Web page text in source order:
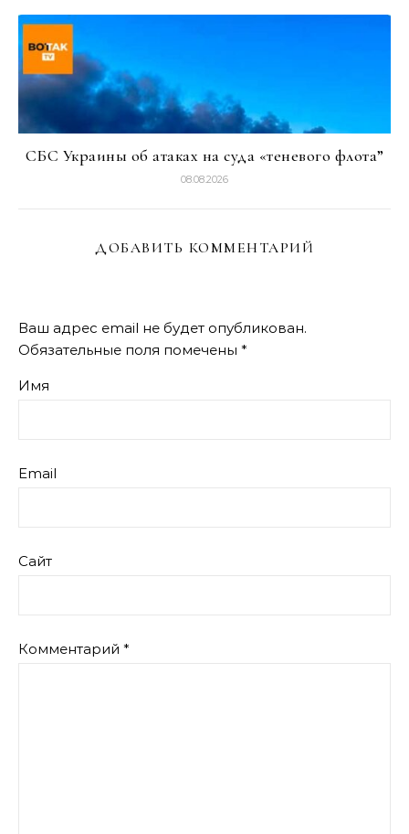
СБС Украины об атаках на суда «теневого флота”
08.08.2026
ДОБАВИТЬ КОММЕНТАРИЙ
Ваш адрес email не будет опубликован.
Обязательные поля помечены *
Имя
Email
Сайт
Комментарий *